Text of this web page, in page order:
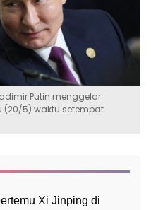
Putin menggelar
(20/5) waktu setempat.
Xi Jinping di